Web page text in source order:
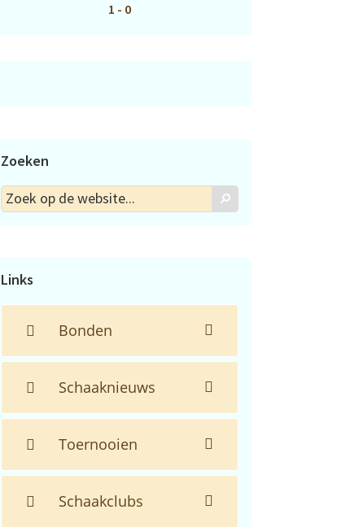
1 - 0
Zoeken
Zoek
op
Zoek
Links
Bonden
Schaaknieuws
Toernooien
Schaakclubs